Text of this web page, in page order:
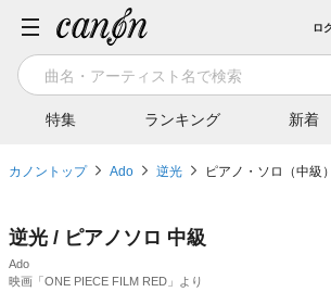
特集 ランキング 新着
ロ
カノントップ Ado 逆光 ピアノ・ソロ（中級）
逆光 / ピアノソロ 中級
Ado
映画「ONE PIECE FILM RED」より